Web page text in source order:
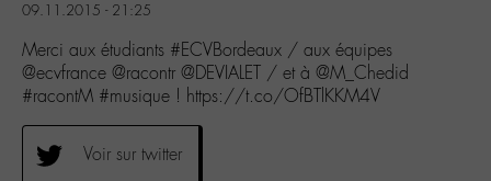
09.11.2015 - 21:25
Merci aux étudiants #ECVBordeaux / aux équipes
@ecvfrance @racontr @DEVIALET / et à @M_Chedid
#racontM #musique ! https://t.co/OfBTlKKM4V
Voir sur twitter